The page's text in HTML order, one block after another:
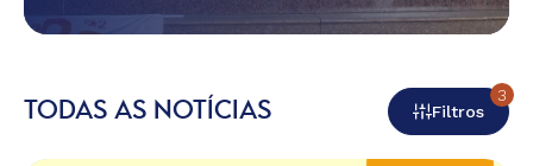
TODAS AS NOTÍCIAS Filtros
3